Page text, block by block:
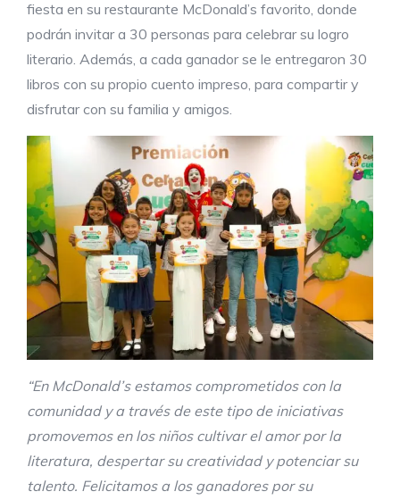
fiesta en su restaurante McDonald’s favorito, donde
podrán invitar a 30 personas para celebrar su logro
literario. Además, a cada ganador se le entregaron 30
libros con su propio cuento impreso, para compartir y
disfrutar con su familia y amigos.
“En McDonald’s estamos comprometidos con la
comunidad y a través de este tipo de iniciativas
promovemos en los niños cultivar el amor por la
literatura, despertar su creatividad y potenciar su
talento. Felicitamos a los ganadores por su